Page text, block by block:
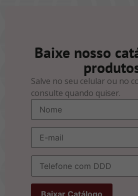
Baixe nosso
Salve no seu celular ou no
consulte quando quiser.